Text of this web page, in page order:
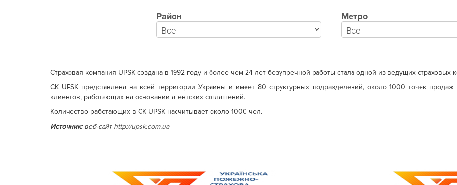
Район Метро
Страховая компания UPSK создана в 1992 году и более чем 24 лет безупречной работы стала одной из ведущих страховых
СК UPSK представлена на всей территории Украины и имеет 80 структурных подразделений, около 1000 точек
клиентов, работающих на основании агентских соглашений.
Количество работающих в СК UPSK насчитывает около 1000 чел.
Источник:веб-сайт http://upsk.com.ua